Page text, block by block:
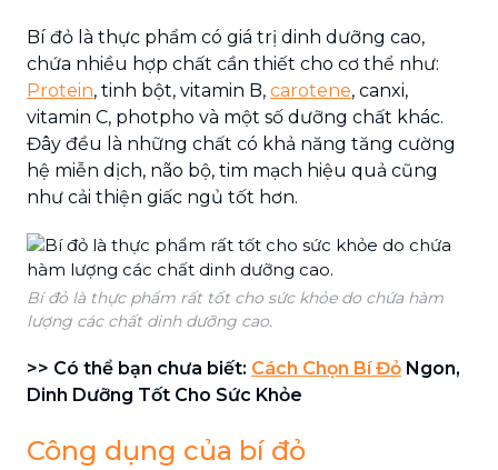
Bí đỏ là thực phẩm có giá trị dinh dưỡng cao,
chứa nhiều hợp chất cần thiết cho cơ thể như:
Protein, tinh bột, vitamin B, carotene, canxi,
vitamin C, photpho và một số dưỡng chất khác.
Đây đều là những chất có khả năng tăng cường
hệ miễn dịch, não bộ, tim mạch hiệu quả cũng
như cải thiện giấc ngủ tốt hơn.
Bí đỏ là thực phẩm rất tốt cho sức khỏe do chứa hàm
lượng các chất dinh dưỡng cao.
>> Có thể bạn chưa biết: Cách Chọn Bí Đỏ Ngon,
Dinh Dưỡng Tốt Cho Sức Khỏe
Công dụng của bí đỏ